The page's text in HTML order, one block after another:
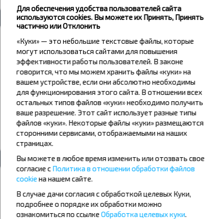
Все автовокзалы Новосёлки
11
+17°C Утро
+19°C День
+16°C
12
+15°C Утро
+20°C День
+16°C Вечер
13
+14°C
+21°C
+15°C
Хотите путешествовать дешевле?
предложения INFOBUS. Подпишись на получение новостей и
путешествуй с нами дешевле!
Для обеспечения удобства пользователей сайта
используются cookies. Вы можете их Принять, Принять
частично или Отклонить
«Куки» — это небольшие текстовые файлы, которые
могут использоваться сайтами для повышения
эффективности работы пользователей. В законе
говорится, что мы можем хранить файлы «куки» на
вашем устройстве, если они абсолютно необходимы
для функционирования этого сайта. В отношении всех
остальных типов файлов «куки» необходимо получить
ваше разрешение. Этот сайт использует разные типы
файлов «куки». Некоторые файлы «куки» размещаются
сторонними сервисами, отображаемыми на наших
страницах.
Вы можете в любое время изменить или отозвать свое
согласие сПолитика в отношении обработки файлов
cookieна нашем сайте.
В случае дачи согласия с обработкой целевых Куки,
подробнее о порядке их обработки можно
ознакомиться по ссылкеОбработка целевых куки.